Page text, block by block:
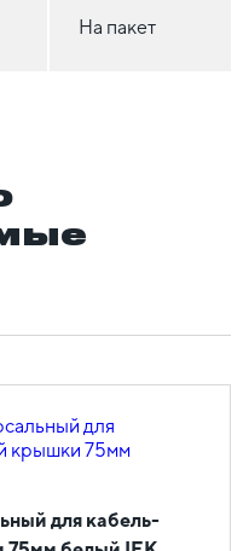
На пакет
для кабель-